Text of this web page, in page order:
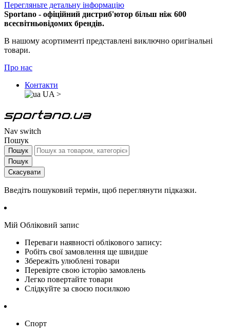
Перегляньте детальну інформацію
Sportano - офіційний дистриб'ютор більш ніж 600
всесвітньовідомих брендів.
В нашому асортименті представлені виключно оригінальні
товари.
Про нас
Контакти
UA >
Nav switch
Пошук
Пошук
Пошук
Скасувати
Введіть пошуковий термін, щоб переглянути підказки.
Мій Обліковий запис
Переваги наявності облікового запису:
Робіть свої замовлення ще швидше
Збережіть улюблені товари
Перевірте свою історію замовлень
Легко повертайте товари
Слідкуйте за своєю посилкою
Спорт